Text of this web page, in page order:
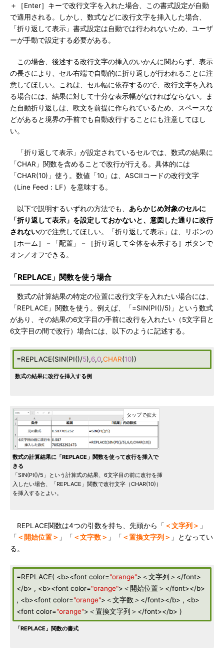
＋［Enter］キーで改行文字を入れた場合、この書式設定が自動
で適用される。しかし、数式などに改行文字を挿入した場合、
「折り返して表示」書式設定は自動では行われないため、ユーザ
ーが手動で設定する必要がある。
この場合、後述する改行文字の挿入のいかんに関わらず、表示
の長さにより、セル右端で自動的に折り返しが行われることに注
意してほしい。これは、セル幅に依存するので、改行文字を入れ
る場合には、結果に対して十分な表示幅がなければならない。ま
た自動折り返しは、欧文を前提に作られているため、スペースな
どがあると境界の手前でも自動改行することにも注意してほし
い。
「折り返して表示」が設定されているセルでは、数式の結果に
「CHAR」関数を含めることで改行が行える。具体的には
「CHAR(10)」使う。数値「10」は、ASCIIコードの改行文字
（Line Feed：LF）を意味する。
以下で説明するいずれの方法でも、 あらかじめ対象のセルに
「折り返して表示」を設定しておかないと、意図した通りに改行
されないので注意してほしい。「折り返して表示」は、リボンの
［ホーム］－「配置」－［折り返して全体を表示する］ボタンで
オン／オフできる。
「REPLACE」関数を使う場合
数式の計算結果の特定の位置に改行文字を入れたい場合には、
「REPLACE」関数を使う。例えば、「=SIN(PI()/5)」という数式
があり、その結果の6文字目の手前に改行を入れたい（5文字目と
6文字目の間で改行）場合には、以下のように記述する。
=REPLACE(SIN(PI()/5),6,0,CHAR(10))
数式の結果に改行を挿入する例
数式の計算結果に「REPLACE」関数を使って改行を挿入で
きる
「SIN(PI()/5」という計算式の結果、6文字目の前に改行を挿
入したい場合、「REPLACE」関数で改行文字（CHAR(10)）
を挿入するとよい。
REPLACE関数は4つの引数を持ち、先頭から「 ＜文字列＞ 」
「 ＜開始位置＞ 」「 ＜文字数＞ 」「 ＜置換文字列＞ 」となってい
る。
=REPLACE( <b><font color="orange">＜文字列＞</font>
</b> , <b><font color="orange">＜開始位置＞</font></b>
, <b><font color="orange">＜文字数＞</font></b> , <b>
<font color="orange">＜置換文字列＞</font></b> )
「REPLACE」関数の書式